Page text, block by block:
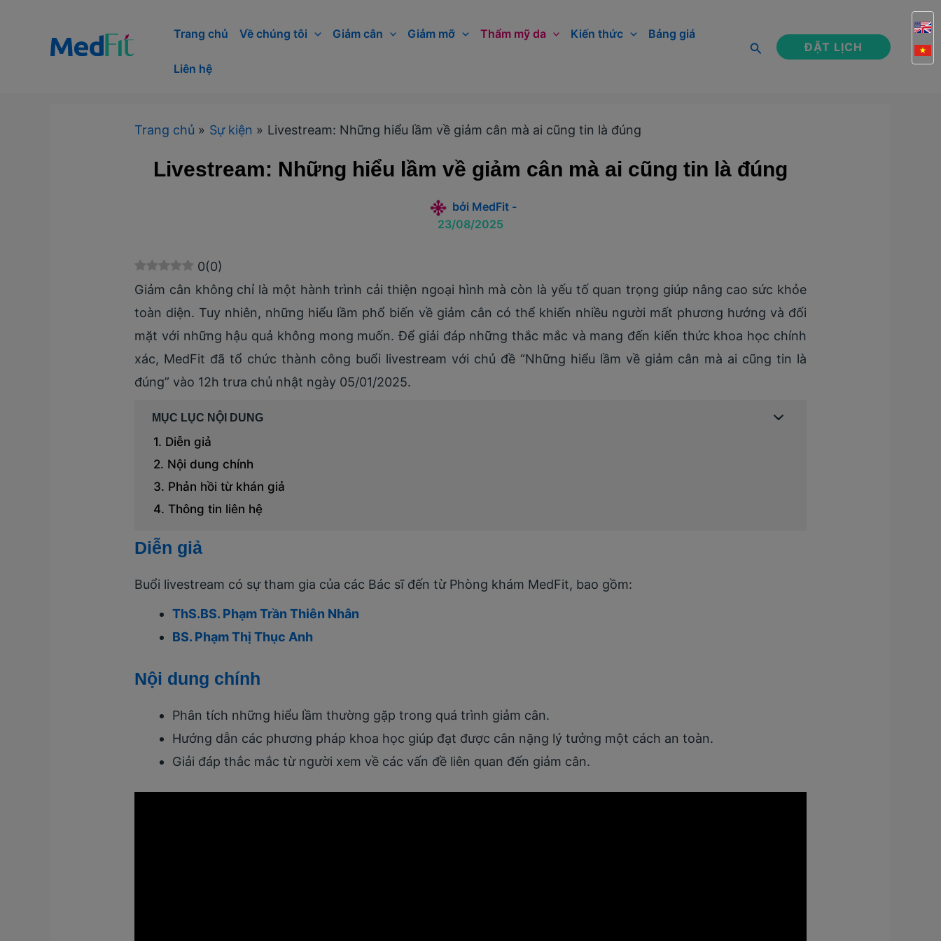
Trang chủ Về chúng tôi Giảm cân Giảm mỡ Thẩm mỹ da Kiến thức Bảng giá
Liên hệ
Tìm
ĐẶT LỊCH
Trang chủ Sự kiện Livestream: Những hiểu lầm về giảm cân mà ai cũng tin là đúng
Livestream: Những hiểu lầm về giảm cân mà ai cũng tin là đúng
bởi MedFit -
23/08/2025
0(0)
Giảm cân không chỉ là một hành trình cải thiện ngoại hình mà còn là yếu tố quan trọng giúp nâng cao sức khỏe
toàn diện. Tuy nhiên, những hiểu lầm phổ biến về giảm cân có thể khiến nhiều người mất phương hướng và đối
mặt với những hậu quả không mong muốn.Để giải đáp những thắc mắc và mang đến kiến thức khoa học chính
xác, MedFit đã tổ chức thành công buổi livestream với chủ đề “Những hiểu lầm về giảm cân mà ai cũng tin là
đúng” vào 12h trưa chủ nhật ngày 05/01/2025.
MỤC LỤC NỘI DUNG
Diễn giả
Nội dung chính
Phản hồi từ khán giả
Thông tin liên hệ
Diễn giả
Buổi livestream có sự tham gia của các Bác sĩ đến từ Phòng khám MedFit, bao gồm:
ThS.BS. Phạm Trần Thiên Nhân
BS. Phạm Thị Thục Anh
Nội dung chính
Phân tích những hiểu lầm thường gặp trong quá trình giảm cân.
Hướng dẫn các phương pháp khoa học giúp đạt được cân nặng lý tưởng một cách an toàn.
Giải đáp thắc mắc từ người xem về các vấn đề liên quan đến giảm cân.